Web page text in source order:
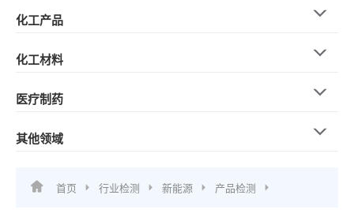
化工产品
化工材料
医疗制药
其他领域
首页 行业检测 新能源 产品检测